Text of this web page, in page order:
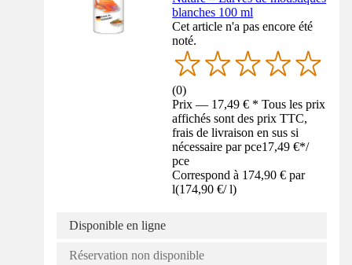
blanches 100 ml
Cet article n'a pas encore été
noté.
(0)
Prix — 17,49 € * Tous les prix
affichés sont des prix TTC,
frais de livraison en sus si
nécessaire par pce17,49 €*/
pce
Correspond à 174,90 € par
l(174,90 €/ l)
Disponible en ligne
Réservation non disponible